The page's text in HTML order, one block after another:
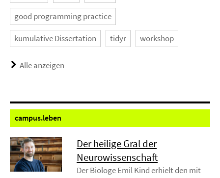
good programming practice
kumulative Dissertation tidyr workshop
Alle anzeigen
campus.leben
Der heilige Gral der
Neurowissenschaft
Der Biologe Emil Kind erhielt den mit